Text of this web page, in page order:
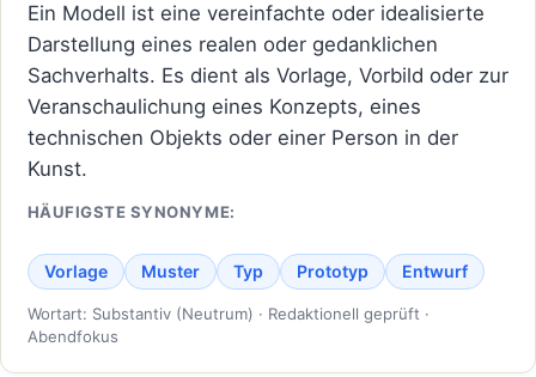
Ein Modell ist eine vereinfachte oder idealisierte
Darstellung eines realen oder gedanklichen
Sachverhalts. Es dient als Vorlage, Vorbild oder zur
Veranschaulichung eines Konzepts, eines
technischen Objekts oder einer Person in der
Kunst.
HÄUFIGSTE SYNONYME:
Vorlage Muster Typ Prototyp Entwurf
Wortart: Substantiv (Neutrum) · Redaktionell geprüft ·
Abendfokus